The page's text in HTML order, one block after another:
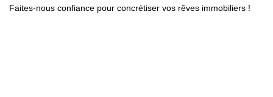
Faites-nous confiance pour concrétiser vos rêves immobiliers !